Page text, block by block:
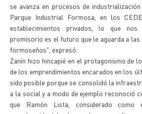
se avanza en procesos de
Parque Industrial Formosa, en los
establecimientos privados, lo que
promisorio es el futuro que le aguarda a las
formoseños", expresó.
Zanín hizo hincapié en el protagonismo de
de los emprendimientos encarados en los
sido posible porque se consolidó la
a la social y a modo de ejemplo reconoció
que Ramón Lista, considerado como